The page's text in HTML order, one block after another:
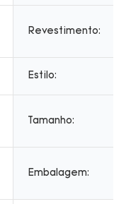
Revestimento:
Estilo:
Tamanho:
Embalagem: